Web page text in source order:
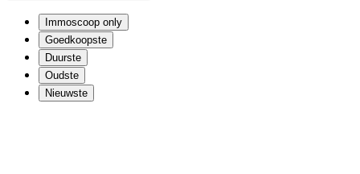
Immoscoop only
Goedkoopste
Duurste
Oudste
Nieuwste